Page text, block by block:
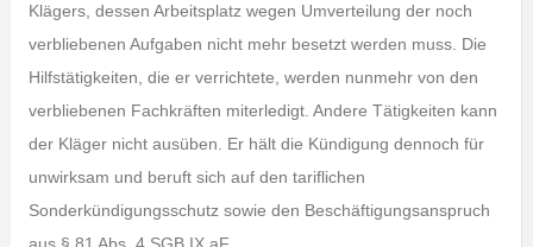
Klägers, dessen Arbeitsplatz wegen Umverteilung der noch
verbliebenen Aufgaben nicht mehr besetzt werden muss. Die
Hilfstätigkeiten, die er verrichtete, werden nunmehr von den
verbliebenen Fachkräften miterledigt. Andere Tätigkeiten kann
der Kläger nicht ausüben. Er hält die Kündigung dennoch für
unwirksam und beruft sich auf den tariflichen
Sonderkündigungsschutz sowie den Beschäftigungsanspruch